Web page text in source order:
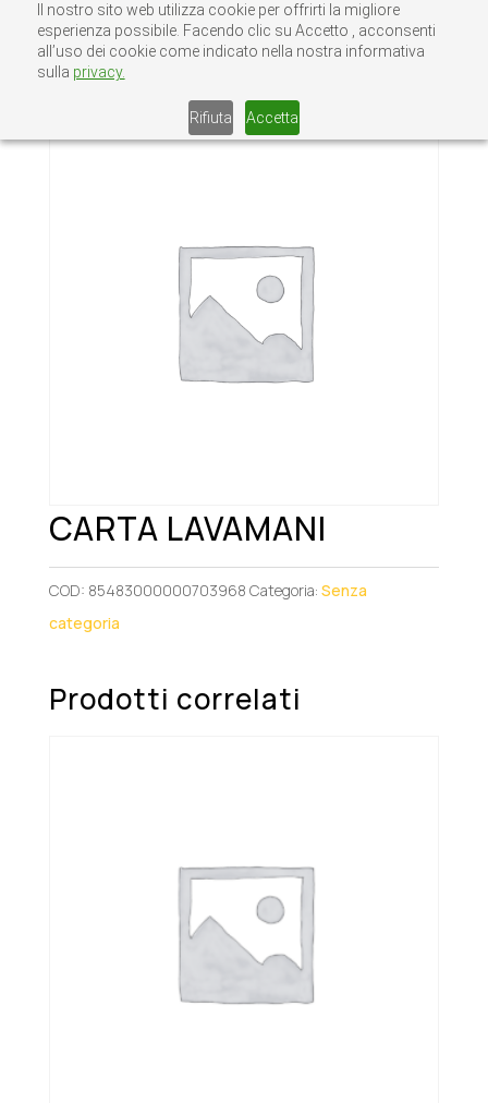
Il nostro sito web utilizza cookie per offrirti la migliore
esperienza possibile. Facendo clic su Accetto , acconsenti
all’uso dei cookie come indicato nella nostra informativa
sulla privacy.
Rifiuta Accetta
Home/Senza categoria
CARTA LAVAMANI
COD: 85483000000703968 Categoria: Senza
categoria
Prodotti correlati